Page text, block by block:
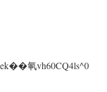
氠vh60CQ4ls^0